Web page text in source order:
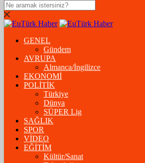
DOLAR
47,5574$% 0.18
EURO
54,8602€% 0.06
STERLİN
% 0.41
GRAM ALTIN
6.175,37%-1,31
ÇEYREK ALTIN
10.093,00%-1,09
GENEL
Gündem
AVRUPA
Almanca/İngilizce
EKONOMİ
POLİTİK
Türkiye
Dünya
SÜPER Lig
SAĞLIK
SPOR
VİDEO
EĞİTİM
Kültür/Sanat